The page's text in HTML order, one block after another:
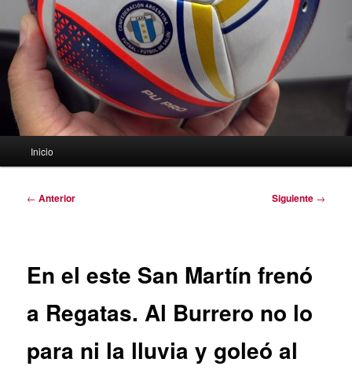
Inicio
Navegación
← Anterior Siguiente →
En el este San Martín frenó
a Regatas. Al Burrero no lo
para ni la lluvia y goleó al